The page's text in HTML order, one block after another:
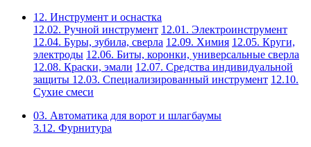
12. Инструмент и оснастка
12.02. Ручной инструмент 12.01. Электроинструмент
12.04. Буры, зубила, сверла 12.09. Химия 12.05. Круги,
электроды 12.06. Биты, коронки, универсальные сверла
12.08. Краски, эмали 12.07. Средства индивидуальной
защиты 12.03. Специализированный инструмент 12.10.
Сухие смеси
03. Автоматика для ворот и шлагбаумы
3.12. Фурнитура